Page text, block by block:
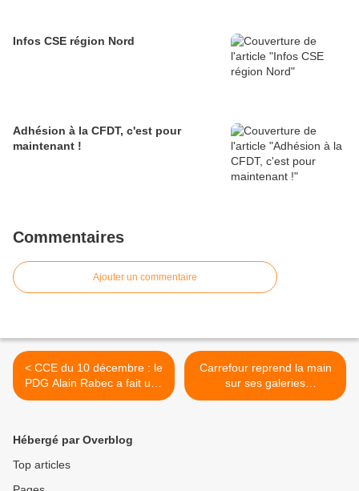
Infos CSE région Nord
Adhésion à la CFDT, c'est pour
maintenant !
Commentaires
Ajouter un commentaire
< CCE du 10 décembre : le
PDG Alain Rabec a fait une
intervention.
Carrefour reprend la main
sur ses galeries
commerciales! >
Hébergé par Overblog
Top articles